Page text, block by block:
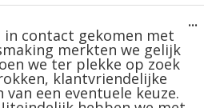
in contact gekomen met
merkten we gelijk
we ter plekke op zoek
klantvriendelijke
een eventuele keuze.
...